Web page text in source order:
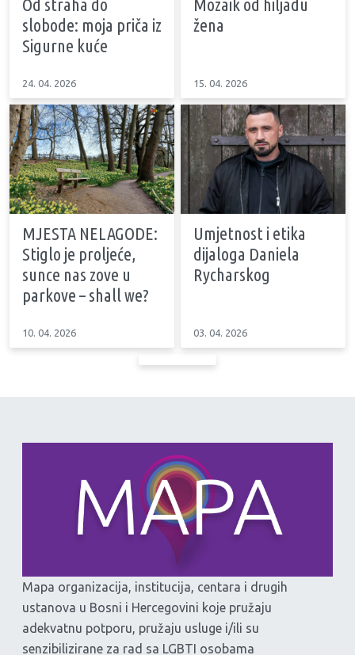
Od straha do
slobode: moja priča iz
Sigurne kuće
24. 04. 2026
Mozaik od hiljadu
žena
15. 04. 2026
MJESTA NELAGODE:
Stiglo je proljeće,
sunce nas zove u
parkove – shall we?
10. 04. 2026
Umjetnost i etika
dijaloga Daniela
Rycharskog
03. 04. 2026
Mapa organizacija, institucija, centara i drugih
ustanova u Bosni i Hercegovini koje pružaju
adekvatnu potporu, pružaju usluge i/ili su
senzibilizirane za rad sa LGBTI osobama